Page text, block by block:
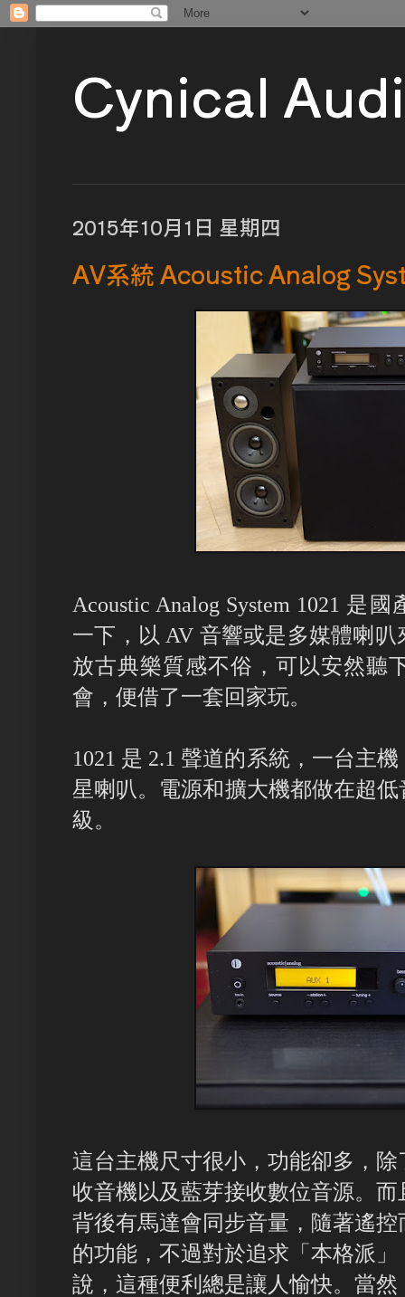
Cynical
2015年10月1日 星期四
AV系統 Acoustic Analog
Acoustic Analog System 1021 是
一下，以 AV 音響或是多媒體喇
放古典樂質感不俗，可以安然聽
會，便借了一套回家玩。
1021 是 2.1 聲道的系統，一台主
星喇叭。電源和擴大機都做在超
級。
這台主機尺寸很小，功能卻多，
收音機以及藍芽接收數位音源。
背後有馬達會同步音量，隨著遙
的功能，不過對於追求「本格派
說，這種便利總是讓人愉快。當